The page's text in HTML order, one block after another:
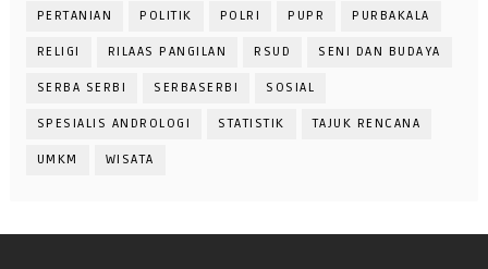
PERTANIAN POLITIK POLRI PUPR PURBAKALA
RELIGI RILAAS PANGILAN RSUD SENI DAN BUDAYA
SERBA SERBI SERBASERBI SOSIAL
SPESIALIS ANDROLOGI STATISTIK TAJUK RENCANA
UMKM WISATA